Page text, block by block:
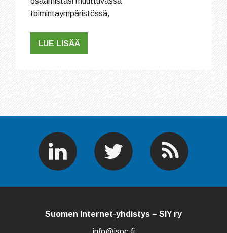
toimintaympäristössä,
LUE LISÄÄ
Suomen Internet-yhdistys – SIY ry